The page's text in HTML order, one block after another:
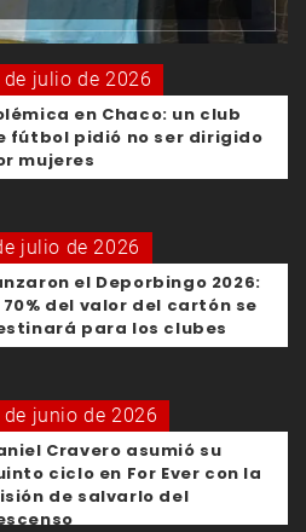
de julio de 2026
en Chaco: un club
fútbol pidió no ser dirigido
mujeres
julio de 2026
el Deporbingo 2026:
70% del valor del cartón se
para los clubes
de junio de 2026
Cravero asumió su
ciclo en For Ever con la
de salvarlo del